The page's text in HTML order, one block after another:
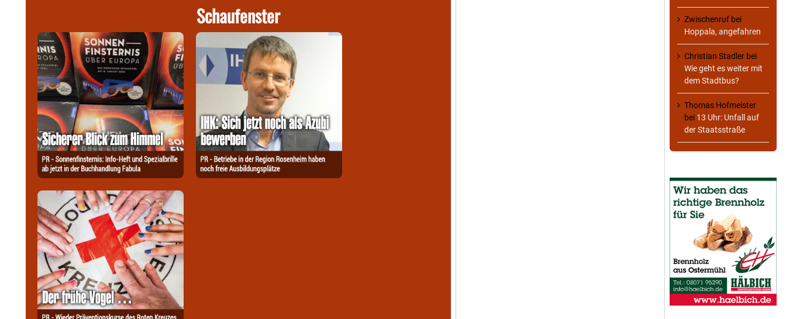
Schaufenster Zwischenruf bei
Hoppala, angefahren
Christian Stadler bei
Wie geht es weiter mit
dem Stadtbus?
Thomas Hofmeister
bei 13 Uhr: Unfall auf
der Staatsstraße